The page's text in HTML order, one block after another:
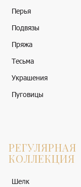
Перья
Подвязы
Пряжа
Тесьма
Украшения
Пуговицы
РЕГУЛЯРНАЯ
КОЛЛЕКЦИЯ
Шелк